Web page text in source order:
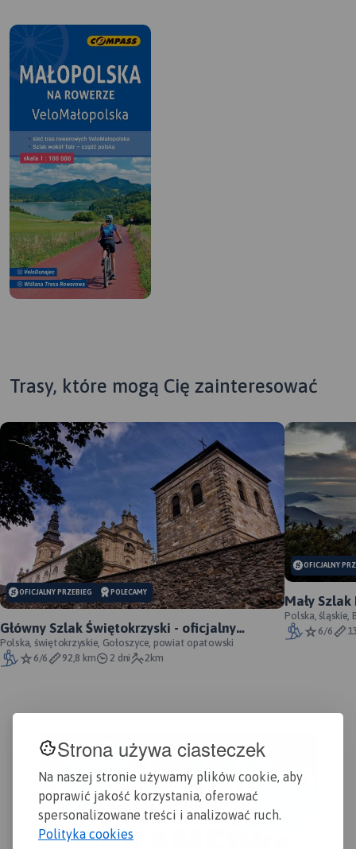
Strona używa ciasteczek
Na naszej stronie używamy plików cookie, aby
poprawić jakość korzystania, oferować
spersonalizowane treści i analizować ruch.
Polityka cookies
Trasy, które mogą Cię zainteresować
OFICJALNY PRZEBIEG POLECAMY
Główny Szlak Świętokrzyski - oficjalny
przebieg
Polska, świętokrzyskie, Gołoszyce, powiat opatowski
6/6
92,8 km 2 dni 2km
OFICJALNY
Mały
Polska, śląskie,
6/6